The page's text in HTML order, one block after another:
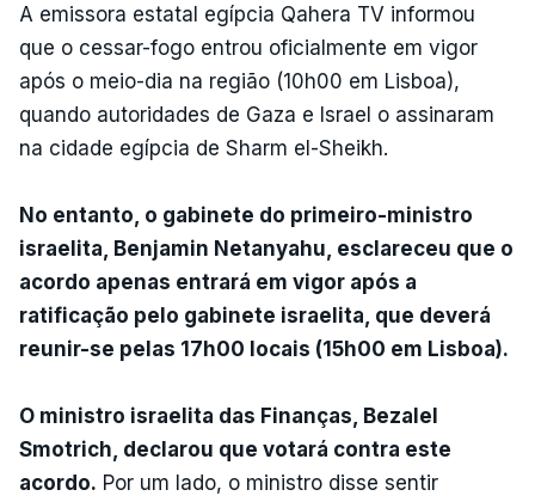
A emissora estatal egípcia Qahera TV informou
que o cessar-fogo entrou oficialmente em vigor
após o meio-dia na região (10h00 em Lisboa),
quando autoridades de Gaza e Israel o assinaram
na cidade egípcia de Sharm el-Sheikh.
No entanto, o gabinete do primeiro-ministro
israelita, Benjamin Netanyahu, esclareceu que o
acordo apenas entrará em vigor após a
ratificação pelo gabinete israelita, que deverá
reunir-se pelas 17h00 locais (15h00 em Lisboa).
O ministro israelita das Finanças, Bezalel
Smotrich, declarou que votará contra este
acordo. Por um lado, o ministro disse sentir